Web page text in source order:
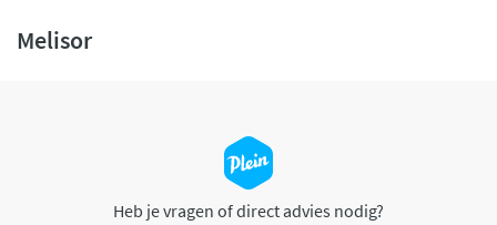
Melisor
Heb je vragen of direct advies nodig?